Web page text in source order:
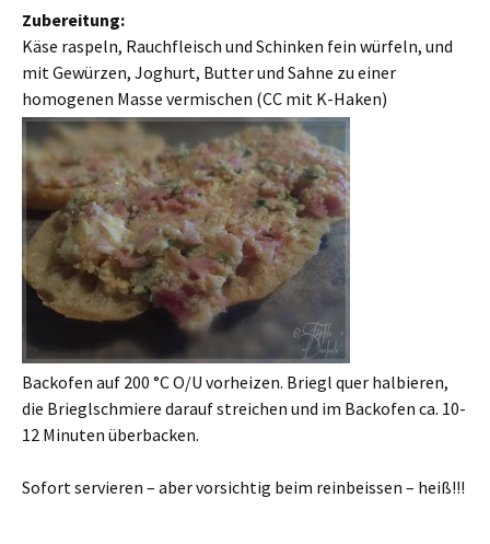
Zubereitung:
Käse raspeln, Rauchfleisch und Schinken fein würfeln, und
mit Gewürzen, Joghurt, Butter und Sahne zu einer
homogenen Masse vermischen (CC mit K-Haken)
Backofen auf 200 °C O/U vorheizen. Briegl quer halbieren,
die Brieglschmiere darauf streichen und im Backofen ca. 10-
12 Minuten überbacken.
Sofort servieren – aber vorsichtig beim reinbeissen – heiß!!!